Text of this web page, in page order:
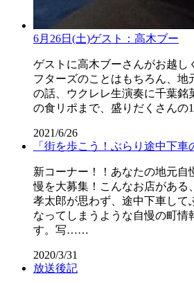
6月26日(土)ゲスト：高木ブー
ゲストに高木ブーさんがお越し
フターズのことはもちろん、地
の話、ウクレレ生演奏に千葉銘
の食リポまで、盛りだくさん
2021/6/26
「街を歩こう！ぶらり途中下車
新コーナー！！あなたの地元自
慢を大募集！こんなお店がある
孝太郎が思わず、途中下車して
なってしまうような自慢の町情
す。写……
2020/3/31
放送後記